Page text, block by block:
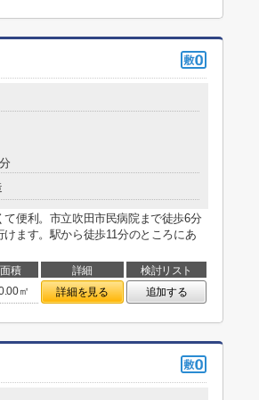
便利。市立吹田市民病院まで徒歩6分
ます。駅から徒歩11分のところにあ
面積 詳細
検討リスト
㎡
詳細を見る 追加する